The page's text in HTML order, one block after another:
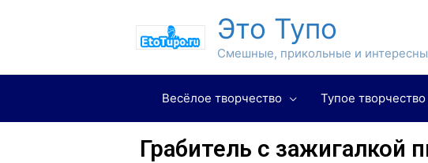
Это Тупо
Смешные, прикольные и
Весёлое творчество Тупое творчество
Грабитель с зажигалкой